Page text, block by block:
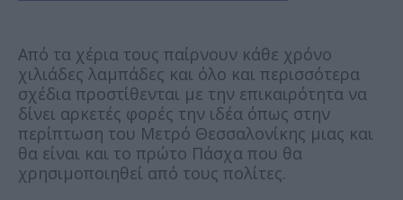
Από τα χέρια τους παίρνουν κάθε χρόνο
χιλιάδες λαμπάδες και όλο και περισσότερα
σχέδια προστίθενται με την επικαιρότητα να
δίνει αρκετές φορές την ιδέα όπως στην
περίπτωση του Μετρό Θεσσαλονίκης μιας και
θα είναι και το πρώτο Πάσχα που θα
χρησιμοποιηθεί από τους πολίτες.